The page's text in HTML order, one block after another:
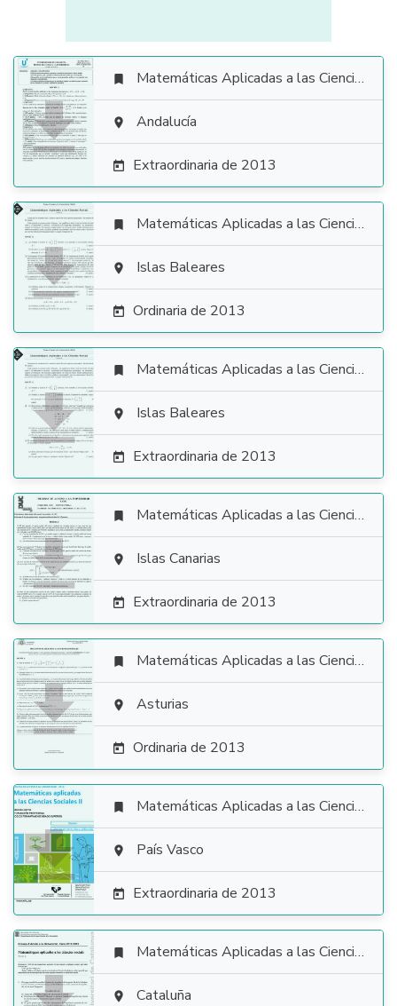

 Matemáticas Aplicadas a las Ciencias Sociales
 Andalucía
 Extraordinaria de 2013

 Matemáticas Aplicadas a las Ciencias Sociales
 Islas Baleares
 Ordinaria de 2013

 Matemáticas Aplicadas a las Ciencias Sociales
 Islas Baleares
 Extraordinaria de 2013

 Matemáticas Aplicadas a las Ciencias Sociales
 Islas Canarias
 Extraordinaria de 2013

 Matemáticas Aplicadas a las Ciencias Sociales
 Asturias
 Ordinaria de 2013

 Matemáticas Aplicadas a las Ciencias Sociales
 País Vasco
 Extraordinaria de 2013
 Matemáticas Aplicadas a las Ciencias Sociales
 Cataluña